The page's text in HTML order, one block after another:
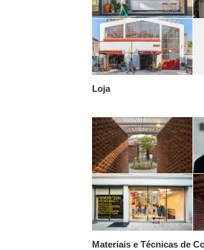
Loja
Materiais e Técnicas de